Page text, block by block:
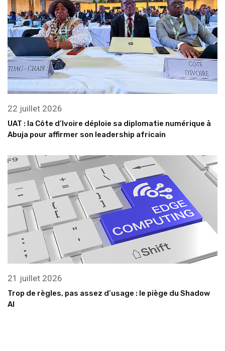
22 juillet 2026
UAT : la Côte d’Ivoire déploie sa diplomatie numérique à
Abuja pour affirmer son leadership africain
21 juillet 2026
Trop de règles, pas assez d’usage : le piège du Shadow
AI